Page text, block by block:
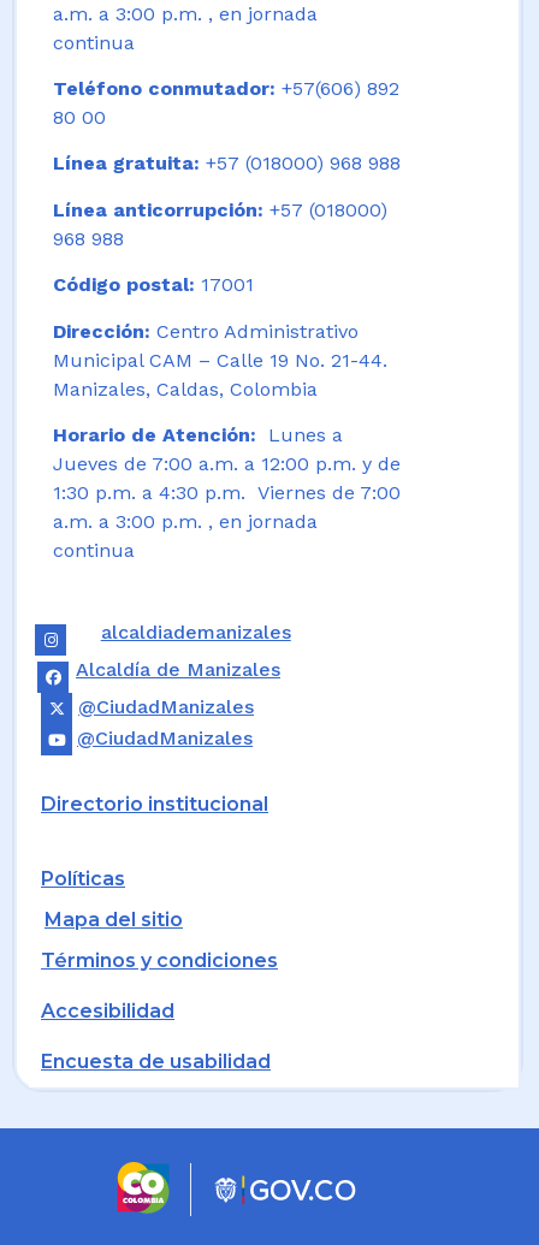
a.m. a 3:00 p.m. , en jornada
continua
Teléfono conmutador: +57(606) 892
80 00
Línea gratuita: +57 (018000) 968 988
Línea anticorrupción: +57 (018000)
968 988
Código postal: 17001
Dirección: Centro Administrativo
Municipal CAM – Calle 19 No. 21-44.
Manizales, Caldas, Colombia
Horario de Atención: Lunes a
Jueves de 7:00 a.m. a 12:00 p.m. y de
1:30 p.m. a 4:30 p.m. Viernes de 7:00
a.m. a 3:00 p.m. , en jornada
continua
alcaldiademanizales
Alcaldía de Manizales
@CiudadManizales
@CiudadManizales
Directorio institucional
Políticas
Mapa del sitio
Términos y condiciones
Accesibilidad
Encuesta de usabilidad